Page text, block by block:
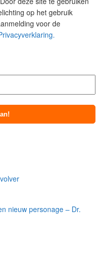
op het gebruik
voor de
nieuw personage – Dr.